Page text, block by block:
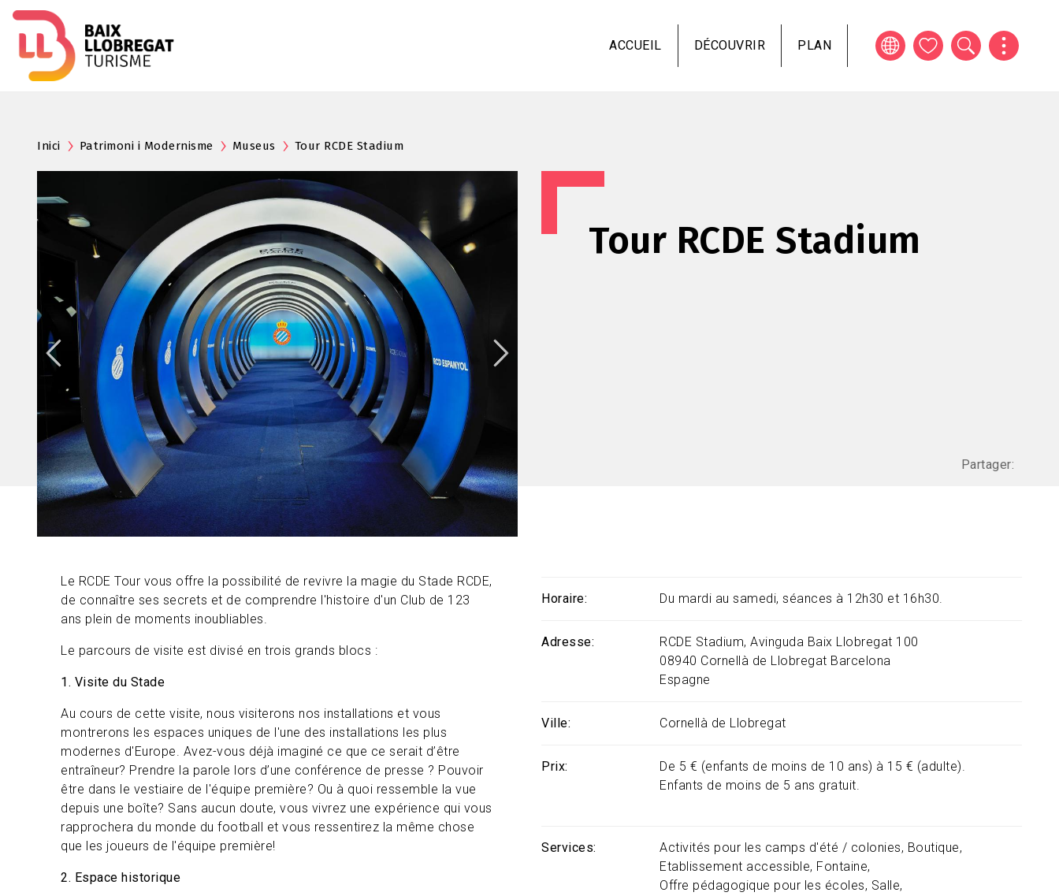
ACCUEIL DÉCOUVRIR PLAN
Inici Patrimoni i Modernisme Museus Tour RCDE Stadium
Tour RCDE Stadium
Partager:
Le RCDE Tour vous offre la possibilité de revivre la magie du Stade RCDE,
de connaître ses secrets et de comprendre l'histoire d'un Club de 123
ans plein de moments inoubliables.
Le parcours de visite est divisé en trois grands blocs :
1. Visite du Stade
Au cours de cette visite, nous visiterons nos installations et vous
montrerons les espaces uniques de l'une des installations les plus
modernes d'Europe. Avez-vous déjà imaginé ce que ce serait d’être
entraîneur? Prendre la parole lors d’une conférence de presse ? Pouvoir
être dans le vestiaire de l'équipe première? Ou à quoi ressemble la vue
depuis une boîte? Sans aucun doute, vous vivrez une expérience qui vous
rapprochera du monde du football et vous ressentirez la même chose
que les joueurs de l'équipe première!
2. Espace historique
Horaire Du mardi au samedi, séances à 12h30 et 16h30.
Adresse
RCDE Stadium, Avinguda Baix Llobregat 100
08940 Cornellà de Llobregat Barcelona
Espagne
Ville Cornellà de Llobregat
Prix
De 5 € (enfants de moins de 10 ans) à 15 € (adulte).
Enfants de moins de 5 ans gratuit.
Services Activités pour les camps d'été / colonies Boutique
Etablissement accessible Fontaine
Offre pédagogique pour les écoles Salle